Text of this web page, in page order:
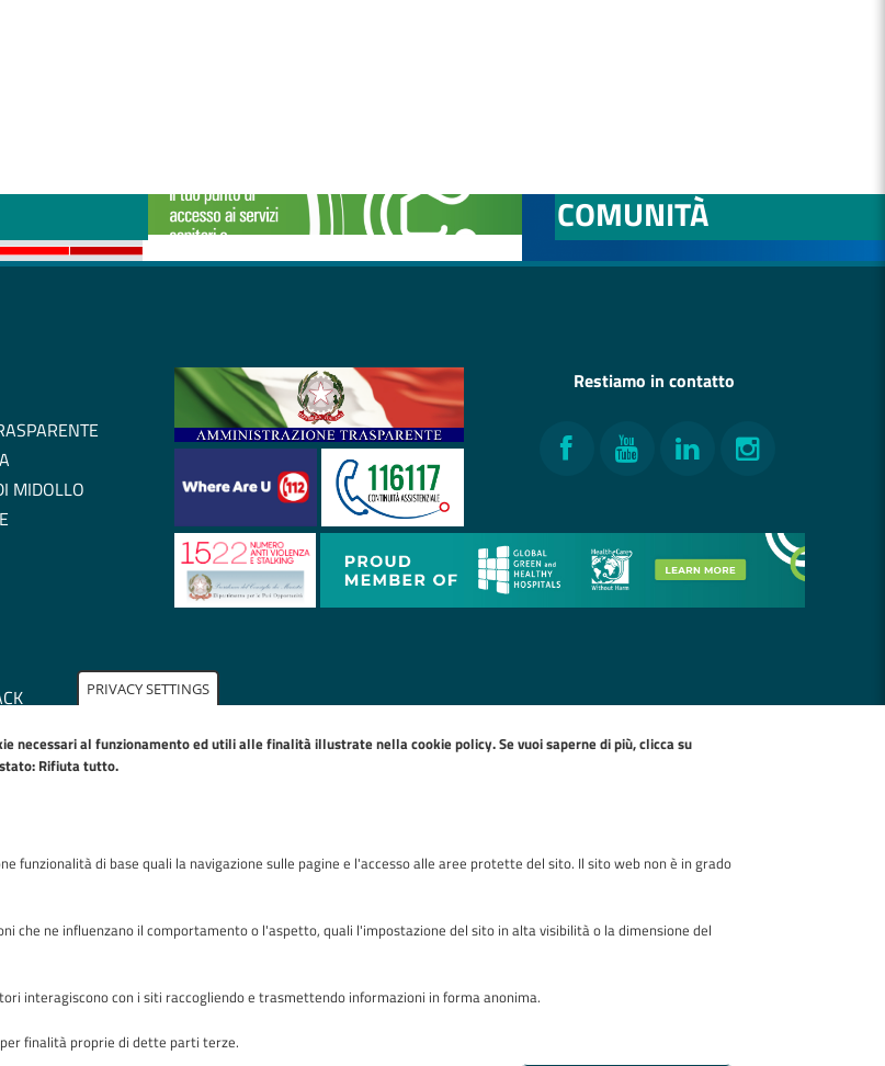
PRIVACY SETTINGS
necessari al funzionamento ed utili alle finalità illustrate nellacookie policy. Se vuoi saperne di più, clicca su
Rifiuta tutto.
funzionalità di base quali la navigazione sulle pagine e l'accesso alle aree protette del sito. Il sito web non è in grado
che ne influenzano il comportamento o l'aspetto, quali l'impostazione del sito in alta visibilità o la dimensione del
interagiscono con i siti raccogliendo e trasmettendo informazioni in forma anonima.
finalità proprie di dette parti terze.
COMUNITÀ
MIDOLLO
Restiamo in contatto
Facebook
YouTubeLinkedInInstagram
Riconoscimenti
Bergamo - Tutti i diritti riservati